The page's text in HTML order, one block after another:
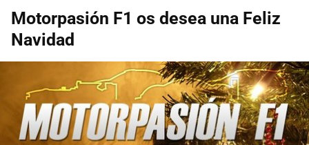
Motorpasión F1 os desea una Feliz
Navidad